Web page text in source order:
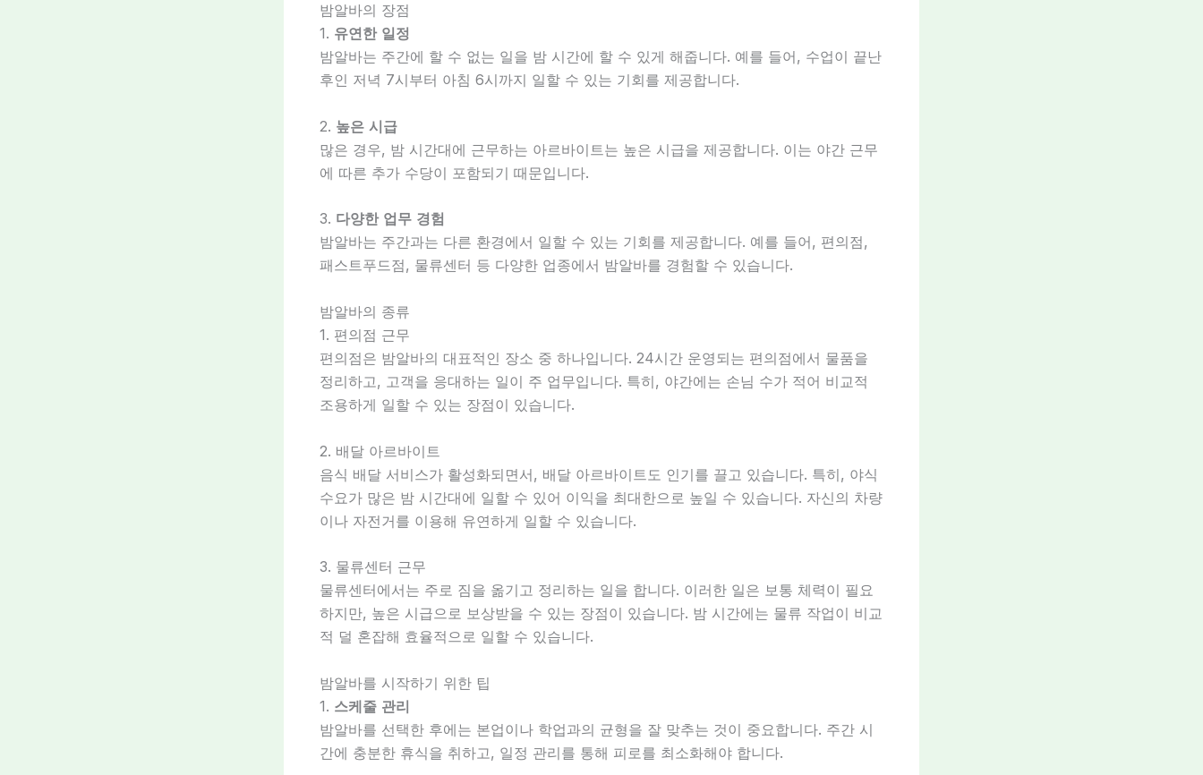
밤알바의 장점
1. 유연한 일정
밤알바는 주간에 할 수 없는 일을 밤 시간에 할 수 있게 해줍니다. 예를 들어, 수업이 끝난
후인 저녁 7시부터 아침 6시까지 일할 수 있는 기회를 제공합니다.
2. 높은 시급
많은 경우, 밤 시간대에 근무하는 아르바이트는 높은 시급을 제공합니다. 이는 야간 근무
에 따른 추가 수당이 포함되기 때문입니다.
3. 다양한 업무 경험
밤알바는 주간과는 다른 환경에서 일할 수 있는 기회를 제공합니다. 예를 들어, 편의점,
패스트푸드점, 물류센터 등 다양한 업종에서 밤알바를 경험할 수 있습니다.
밤알바의 종류
1. 편의점 근무
편의점은 밤알바의 대표적인 장소 중 하나입니다. 24시간 운영되는 편의점에서 물품을
정리하고, 고객을 응대하는 일이 주 업무입니다. 특히, 야간에는 손님 수가 적어 비교적
조용하게 일할 수 있는 장점이 있습니다.
2. 배달 아르바이트
음식 배달 서비스가 활성화되면서, 배달 아르바이트도 인기를 끌고 있습니다. 특히, 야식
수요가 많은 밤 시간대에 일할 수 있어 이익을 최대한으로 높일 수 있습니다. 자신의 차량
이나 자전거를 이용해 유연하게 일할 수 있습니다.
3. 물류센터 근무
물류센터에서는 주로 짐을 옮기고 정리하는 일을 합니다. 이러한 일은 보통 체력이 필요
하지만, 높은 시급으로 보상받을 수 있는 장점이 있습니다. 밤 시간에는 물류 작업이 비교
적 덜 혼잡해 효율적으로 일할 수 있습니다.
밤알바를 시작하기 위한 팁
1. 스케줄 관리
밤알바를 선택한 후에는 본업이나 학업과의 균형을 잘 맞추는 것이 중요합니다. 주간 시
간에 충분한 휴식을 취하고, 일정 관리를 통해 피로를 최소화해야 합니다.